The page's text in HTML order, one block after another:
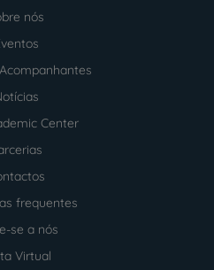
nós
Center
frequentes
se a nós
Virtual